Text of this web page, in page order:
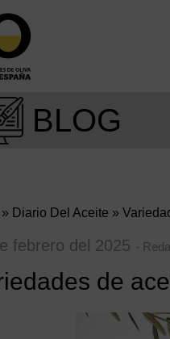
BLOG
» Diario Del Aceite »
febrero del 2025 -
de